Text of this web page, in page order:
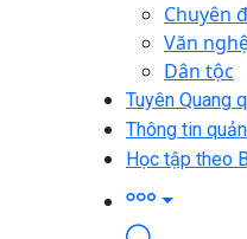
Chuyên
Văn
Dân tộc
Tuyên Quang
Thông tin
Học tập theo